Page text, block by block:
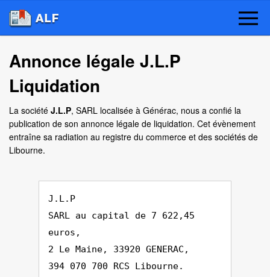
Annonce légale J.L.P
Liquidation
La société J.L.P, SARL localisée à Générac, nous a confié la
publication de son annonce légale de liquidation. Cet évènement
entraîne sa radiation au registre du commerce et des sociétés de
Libourne.
J.L.P
SARL au capital de 7 622,45
euros,
2 Le Maine, 33920 GENERAC,
394 070 700 RCS Libourne.